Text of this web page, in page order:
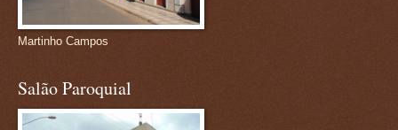
Martinho Campos
Salão Paroquial